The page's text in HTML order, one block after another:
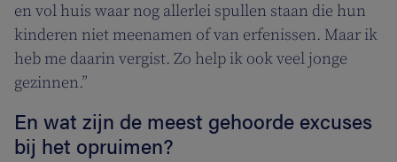
en vol huis waar nog allerlei spullen staan die hun
kinderen niet meenamen of van erfenissen. Maar ik
heb me daarin vergist. Zo help ik ook veel jonge
gezinnen.”
En wat zijn de meest gehoorde excuses
bij het opruimen?